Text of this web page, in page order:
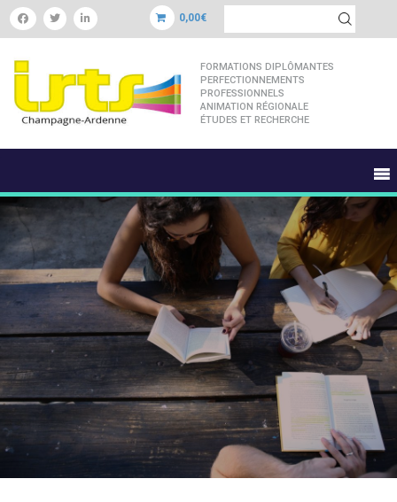
0,00€
FORMATIONS DIPLÔMANTES
PERFECTIONNEMENTS
PROFESSIONNELS
ANIMATION RÉGIONALE
ÉTUDES ET RECHERCHE